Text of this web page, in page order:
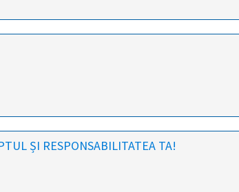
ȘI RESPONSABILITATEA TA!